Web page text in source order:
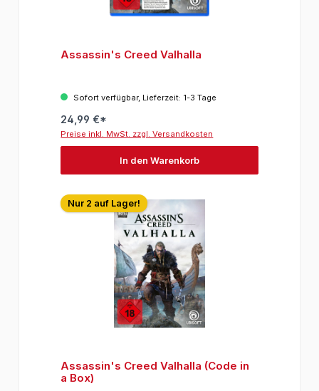
Assassin's Creed Valhalla
Sofort verfügbar, Lieferzeit: 1-3 Tage
24,99 €*
Preise inkl. MwSt. zzgl. Versandkosten
In den Warenkorb
Nur 2 auf Lager!
Assassin's Creed Valhalla (Code in
a Box)